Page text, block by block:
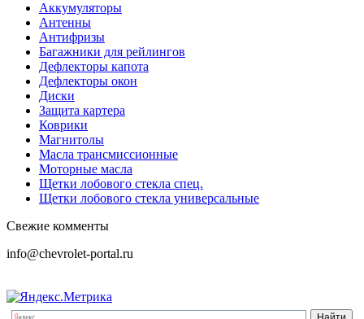
Аккумуляторы
Антенны
Антифризы
Багажники для рейлингов
Дефлекторы капота
Дефлекторы окон
Диски
Защита картера
Коврики
Магнитолы
Масла трансмиссионные
Моторные масла
Щетки лобового стекла спец.
Щетки лобового стекла универсальные
Свежие комменты
info@chevrolet-portal.ru